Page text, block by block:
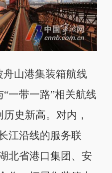
山港集装箱航线
一带一路”相关航线
史新高。对内，
江沿线的服务联
北省港口集团、安